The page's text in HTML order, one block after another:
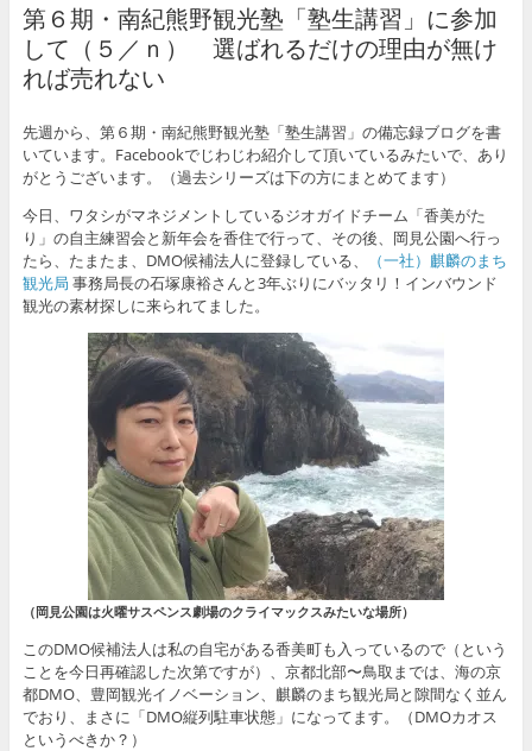
第６期・南紀熊野観光塾「塾生講習」に参加
して（５／ｎ） 選ばれるだけの理由が無け
れば売れない
先週から、第６期・南紀熊野観光塾「塾生講習」の備忘録ブログを書
いています。Facebookでじわじわ紹介して頂いているみたいで、あり
がとうございます。（過去シリーズは下の方にまとめてます）
今日、ワタシがマネジメントしているジオガイドチーム「香美がた
り」の自主練習会と新年会を香住で行って、その後、岡見公園へ行っ
たら、たまたま、DMO候補法人に登録している、
（一社）麒麟のまち
観光局 事務局長の石塚康裕さんと3年ぶりにバッタリ！インバウンド
観光の素材探しに来られてました。
（岡見公園は火曜サスペンス劇場のクライマックスみたいな場所）
このDMO候補法人は私の自宅がある香美町も入っているので（という
ことを今日再確認した次第ですが）、京都北部〜鳥取までは、海の京
都DMO、豊岡観光イノベーション、麒麟のまち観光局と隙間なく並ん
でおり、まさに「DMO縦列駐車状態」になってます。（DMOカオス
というべきか？）